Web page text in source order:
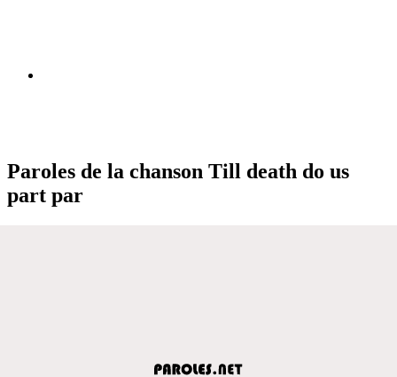
Paroles de la chanson Till death do us
part par